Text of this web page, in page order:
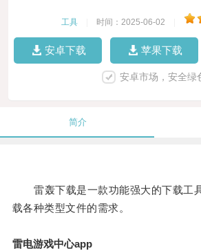
工具 时间：2025-06-02
安卓下载 苹果下载
安卓市场，安全绿
简介
雷轰下载是一款功能强大的下载工
载各种类型文件的需求。
雷电游戏中心app